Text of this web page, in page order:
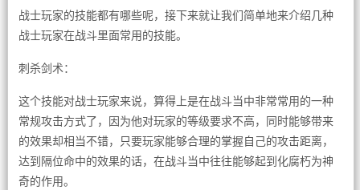
战士玩家的技能都有哪些呢，接下来就让我们简单地来介绍几种
战士玩家在战斗里面常用的技能。
刺杀剑术：
这个技能对战士玩家来说，算得上是在战斗当中非常常用的一种
常规攻击方式了，因为他对玩家的等级要求不高，同时能够带来
的效果却相当不错，只要玩家能够合理的掌握自己的攻击距离，
达到隔位命中的效果的话，在战斗当中往往能够起到化腐朽为神
奇的作用。